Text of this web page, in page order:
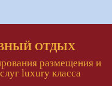
ОТДЫХ
размещения и
luxury класса